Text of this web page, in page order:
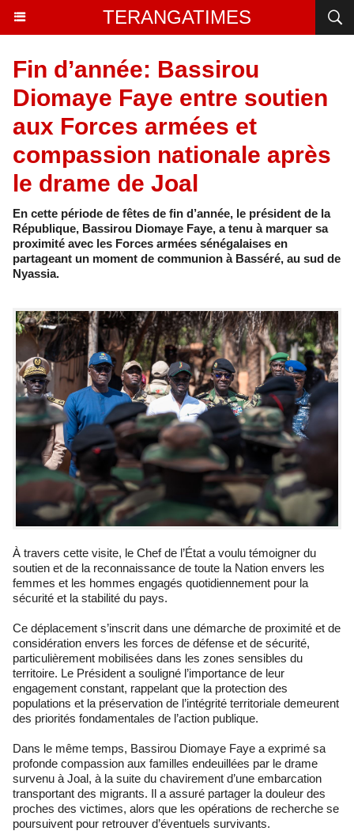
TERANGATIMES
Fin d’année: Bassirou
Diomaye Faye entre soutien
aux Forces armées et
compassion nationale après
le drame de Joal
En cette période de fêtes de fin d’année, le président de la
République, Bassirou Diomaye Faye, a tenu à marquer sa
proximité avec les Forces armées sénégalaises en
partageant un moment de communion à Basséré, au sud de
Nyassia.
À travers cette visite, le Chef de l’État a voulu témoigner du
soutien et de la reconnaissance de toute la Nation envers les
femmes et les hommes engagés quotidiennement pour la
sécurité et la stabilité du pays.
Ce déplacement s’inscrit dans une démarche de proximité et de
considération envers les forces de défense et de sécurité,
particulièrement mobilisées dans les zones sensibles du
territoire. Le Président a souligné l’importance de leur
engagement constant, rappelant que la protection des
populations et la préservation de l’intégrité territoriale demeurent
des priorités fondamentales de l’action publique.
Dans le même temps, Bassirou Diomaye Faye a exprimé sa
profonde compassion aux familles endeuillées par le drame
survenu à Joal, à la suite du chavirement d’une embarcation
transportant des migrants. Il a assuré partager la douleur des
proches des victimes, alors que les opérations de recherche se
poursuivent pour retrouver d’éventuels survivants.